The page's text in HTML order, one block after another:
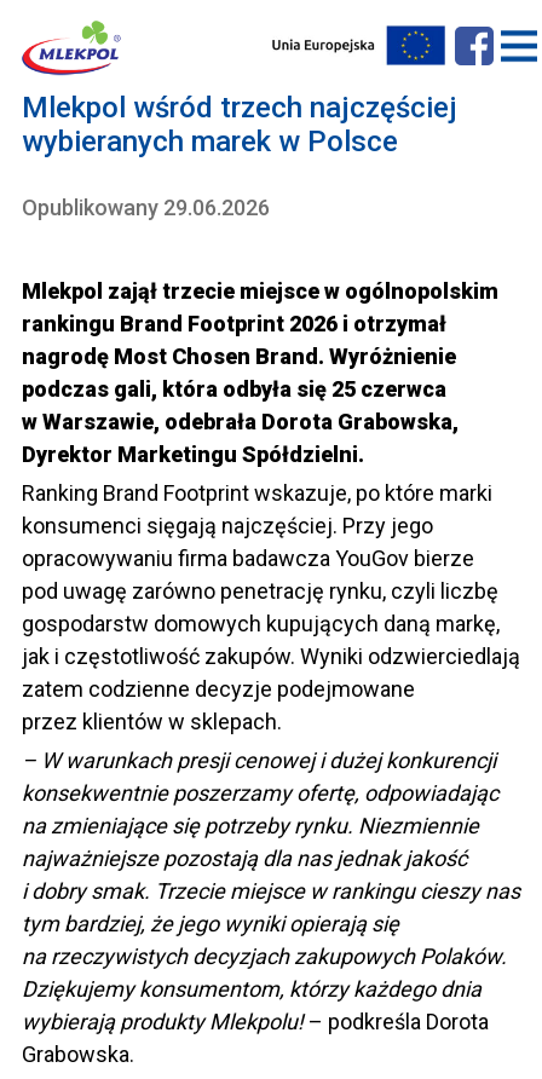
Mlekpol wśród trzech najczęściej
wybieranych marek w Polsce
Opublikowany 29.06.2026
Mlekpol zajął trzecie miejsce w ogólnopolskim
rankingu Brand Footprint 2026 i otrzymał
nagrodę Most Chosen Brand. Wyróżnienie
podczas gali, która odbyła się 25 czerwca
w Warszawie, odebrała Dorota Grabowska,
Dyrektor Marketingu Spółdzielni.
Ranking Brand Footprint wskazuje, po które marki
konsumenci sięgają najczęściej. Przy jego
opracowywaniu firma badawcza YouGov bierze
pod uwagę zarówno penetrację rynku, czyli liczbę
gospodarstw domowych kupujących daną markę,
jak i częstotliwość zakupów. Wyniki odzwierciedlają
zatem codzienne decyzje podejmowane
przez klientów w sklepach.
– W warunkach presji cenowej i dużej konkurencji
konsekwentnie poszerzamy ofertę, odpowiadając
na zmieniające się potrzeby rynku. Niezmiennie
najważniejsze pozostają dla nas jednak jakość
i dobry smak. Trzecie miejsce w rankingu cieszy nas
tym bardziej, że jego wyniki opierają się
na rzeczywistych decyzjach zakupowych Polaków.
Dziękujemy konsumentom, którzy każdego dnia
wybierają produkty Mlekpolu!– podkreśla Dorota
Grabowska.